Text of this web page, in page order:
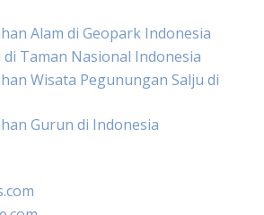
Alam di Geopark Indonesia
Taman Nasional Indonesia
Wisata Pegunungan Salju di
Gurun di Indonesia